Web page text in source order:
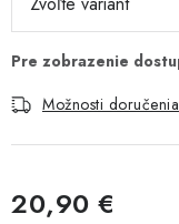
Možnosti doručenia
20,90 €